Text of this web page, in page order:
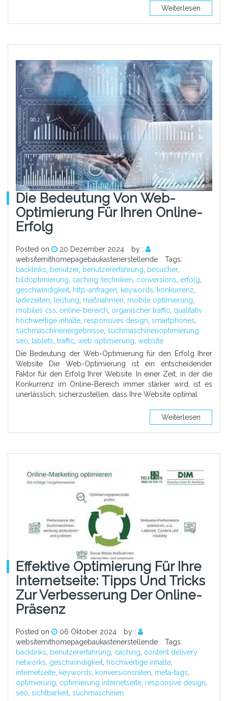
Weiterlesen
Die Bedeutung Von Web-
Optimierung Für Ihren Online-
Erfolg
Posted on 20 Dezember 2024
by :
websitemithomepagebaukastenerstellende
Tags:
backlinks
benutzer, benutzererfahrung besucher,
bildoptimierung caching-techniken conversions erfolg
geschwindigkeit http-anfragen keywords konkurrenz
ladezeiten
leistung maßnahmen mobile optimierung
mobiles css online-bereich organischer traffic qualitativ
hochwertige inhalte responsives design smartphones
suchmaschinenergebnisse suchmaschinenoptimierung
seo tablets traffic web optimierung website
Die Bedeutung der Web-Optimierung für den Erfolg Ihrer
Website Die Web-Optimierung ist ein entscheidender
Faktor für den Erfolg Ihrer Website. In einer Zeit, in der die
Konkurrenz im Online-Bereich immer stärker wird, ist es
unerlässlich, sicherzustellen, dass Ihre Website optimal
Weiterlesen
Effektive Optimierung Für Ihre
Internetseite: Tipps Und Tricks
Zur Verbesserung Der Online-
Präsenz
Posted on 06 Oktober 2024
by :
websitemithomepagebaukastenerstellende
Tags:
backlinks, benutzererfahrung, caching, content delivery
networks, geschwindigkeit, hochwertige inhalte,
internetseite, keywords, konversionsraten, meta-tags,
optimierung, optimierung internetseite, responsive design,
seo, sichtbarkeit, suchmaschinen